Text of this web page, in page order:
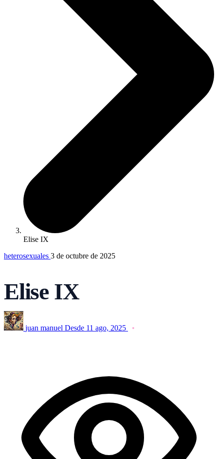
Elise IX
heterosexuales 3 de octubre de 2025
Elise IX
juan manuel Desde 11 ago, 2025